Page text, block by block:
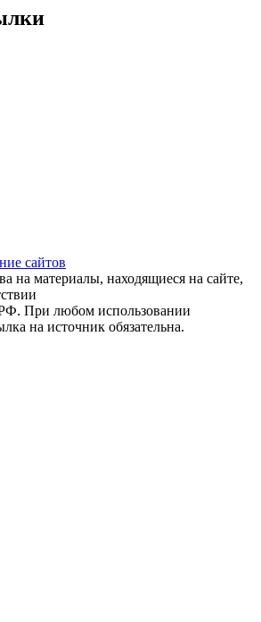
сайтов
на материалы, находящиеся на сайте,
РФ. При любом использовании
на источник обязательна.